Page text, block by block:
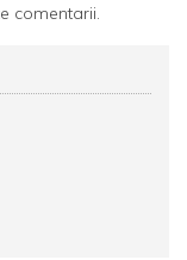
comentarii.